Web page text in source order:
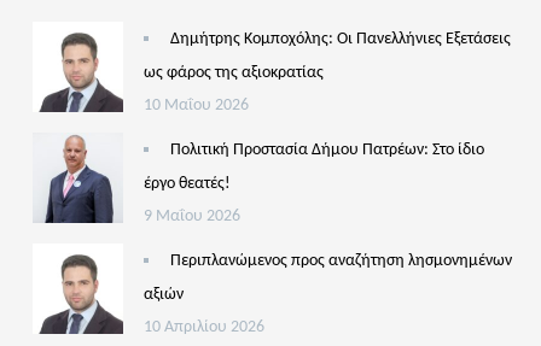
Δημήτρης Κομποχόλης: Οι Πανελλήνιες Εξετάσεις
ως φάρος της αξιοκρατίας
10 Μαΐου 2026
Πολιτική Προστασία Δήμου Πατρέων: Στο ίδιο
έργο θεατές!
9 Μαΐου 2026
Περιπλανώμενος προς αναζήτηση λησμονημένων
αξιών
10 Απριλίου 2026